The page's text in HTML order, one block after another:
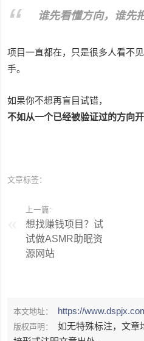
谁先看懂方向，谁先
项目一直都在，只是很多人看不
手。
如果你不想再盲目试错，
不如从一个已经被验证过的方向开
文章标签：
上一篇:
想找赚钱项目？试
试做ASMR助眠资
源网站
本文地址： https://
版权声明：
如无特殊标注，文章